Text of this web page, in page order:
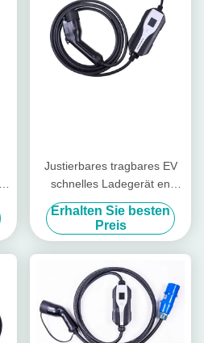
Justierbares tragbares EV
schnelles Ladegerät en
62752 EV Ladegerät 16A
Erhalten Sie besten
Preis